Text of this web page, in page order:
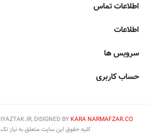
اطلاعات تماس
اطلاعات
سرویس ها
حساب کاربری
DISIGNED BY KARA NARMAFZAR.CO
کلیه حقوق این سایت متعلق به نیاز